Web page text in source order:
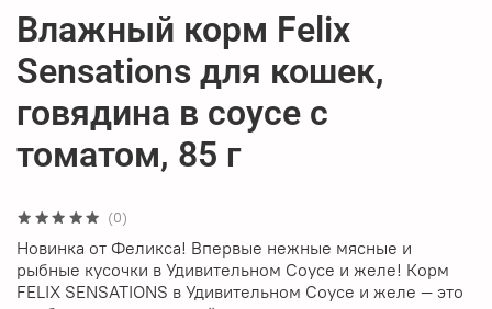
(0)
Влажный корм Felix
Sensations для кошек,
говядина в соусе с
томатом, 85 г
Новинка от Феликса! Впервые нежные мясные и
рыбные кусочки в Удивительном Соусе и желе! Корм
FELIX SENSATIONS в Удивительном Соусе и желе — это